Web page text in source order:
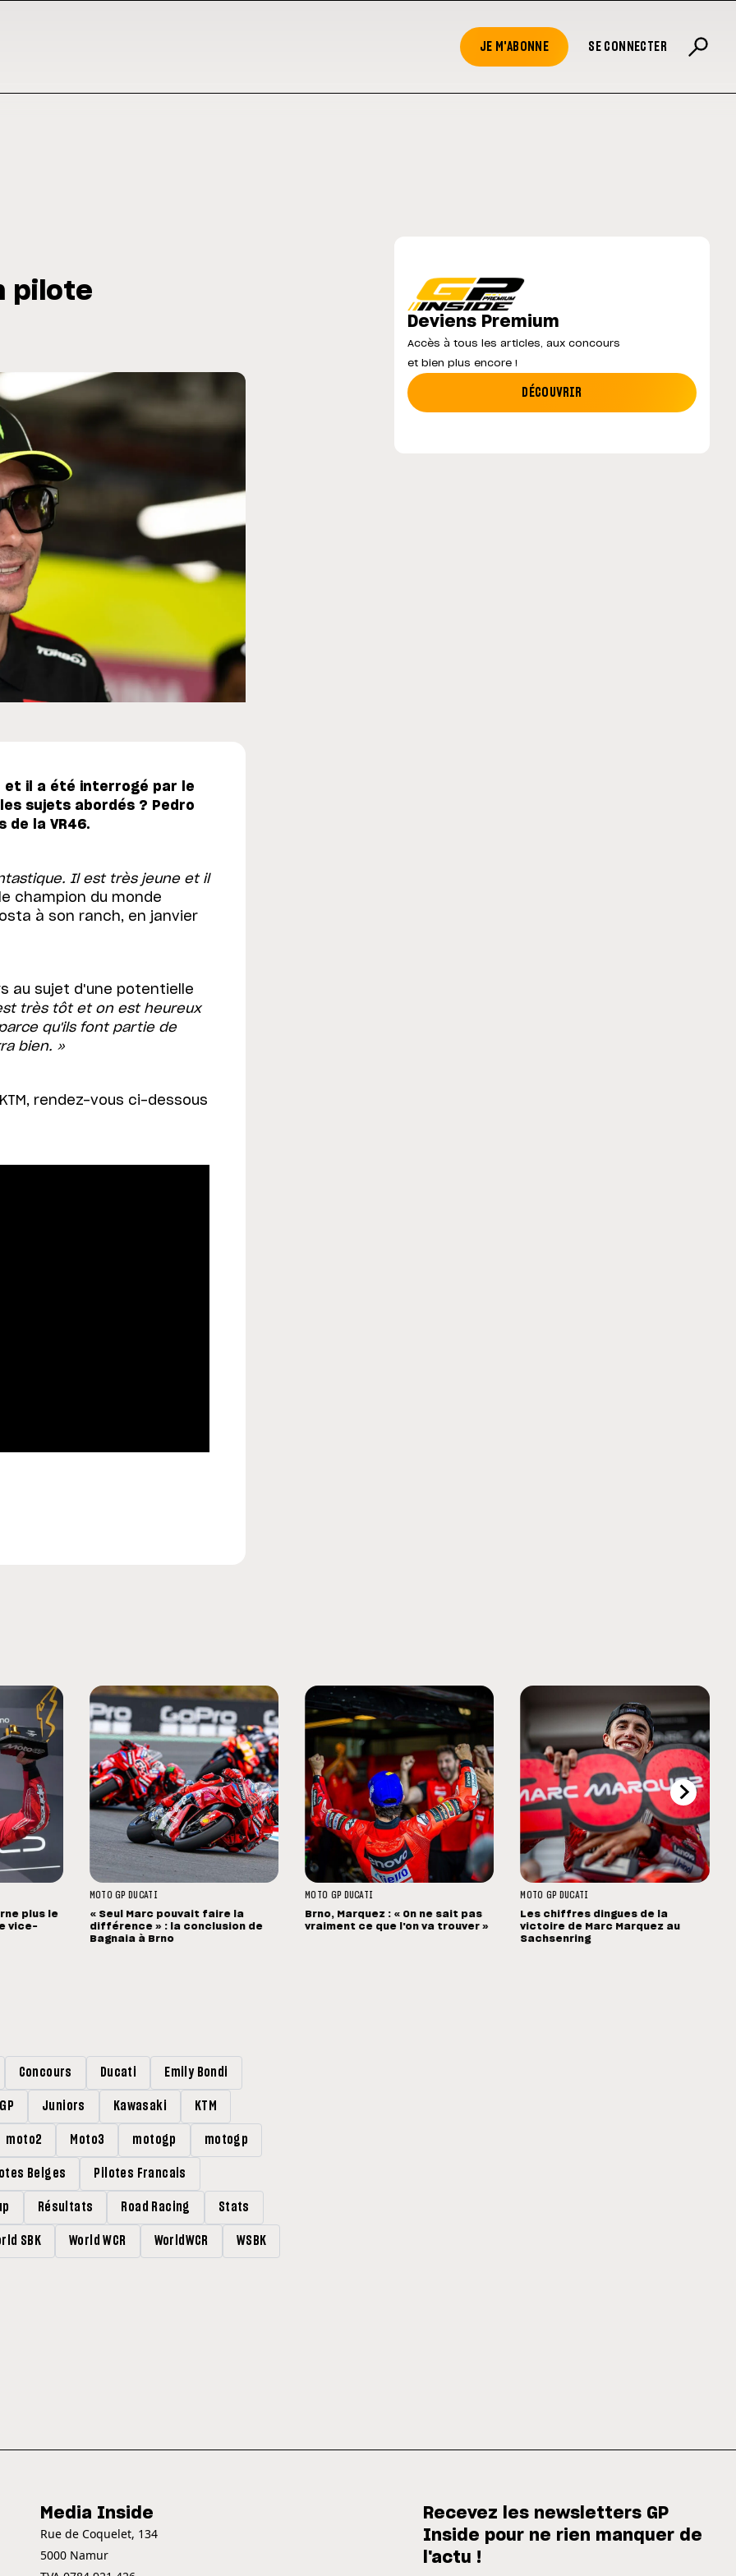
JE M'ABONNE SE CONNECTER
un retour en
MotoGP : les cinq constructeurs signent un
pilote
et il a été interrogé par le
sujets abordés ? Pedro
de la VR46.
Il est très jeune et il
champion du monde
à son ranch, en janvier
au sujet d'une potentielle
très tôt et on est heureux
qu'ils font partie de
bien. »
rendez-vous ci-dessous
Deviens Premium
Accès à tous les articles, aux concours
et bien plus encore !
DÉCOUVRIR
plus le
vice-
MOTO GP DUCATI
« Seul Marc pouvait faire la
différence » : la conclusion de
Bagnaia à Brno
MOTO GP DUCATI
Brno, Marquez : « On ne sait pas
vraiment ce que l'on va trouver »
MOTO GP DUCATI
Les chiffres dingues de la
victoire de Marc Marquez au
Sachsenring
Concours Ducati Emily Bondi
Juniors Kawasaki KTM
moto2 Moto3 motogp motogp
Belges Pilotes Francais
Résultats Road Racing Stats
SBK World WCR WorldWCR WSBK
Media Inside
Rue de Coquelet, 134
5000 Namur
Recevez les newsletters GP
Inside pour ne rien manquer de
l'actu !